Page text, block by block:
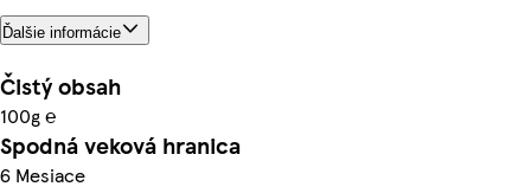
Ďalšie informácie
Čistý obsah
100g ℮
Spodná veková hranica
6 Mesiace